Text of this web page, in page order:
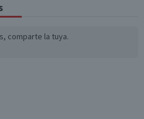
comparte la tuya.